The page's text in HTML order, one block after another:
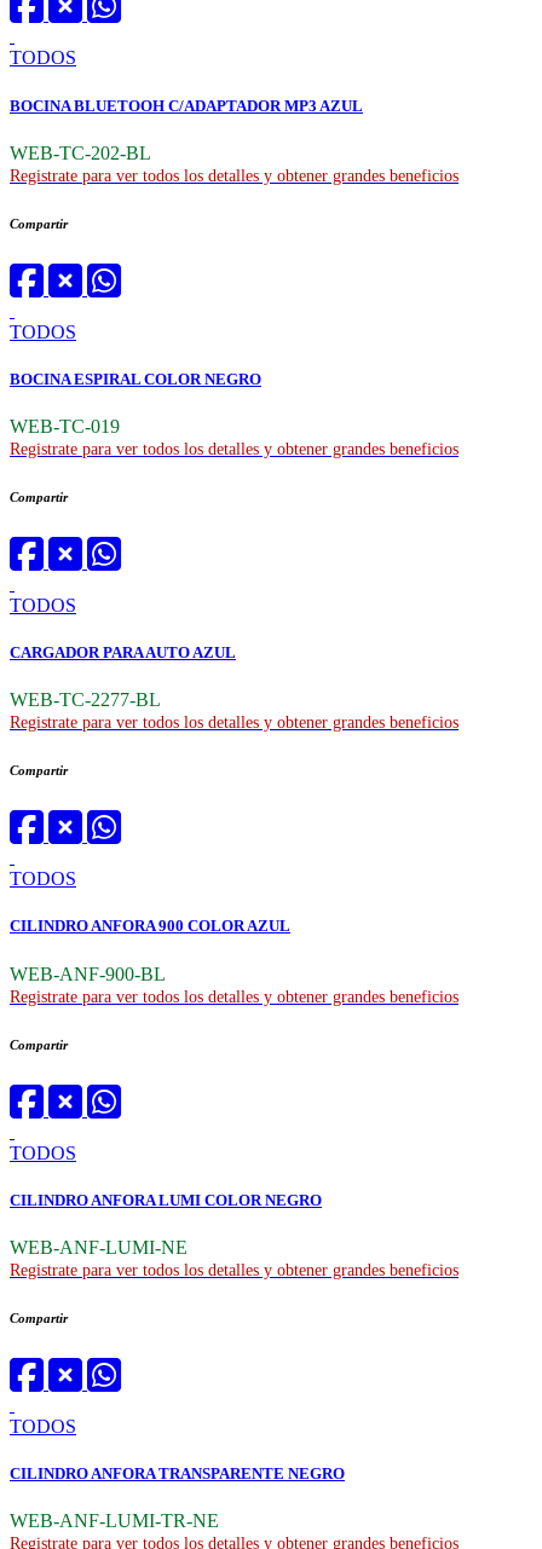
TODOS
BOCINA BLUETOOH C/ADAPTADOR MP3 AZUL
WEB-TC-202-BL
Registrate para ver todos los detalles y obtener grandes beneficios
Compartir
TODOS
BOCINA ESPIRAL COLOR NEGRO
WEB-TC-019
Registrate para ver todos los detalles y obtener grandes beneficios
Compartir
TODOS
CARGADOR PARA AUTO AZUL
WEB-TC-2277-BL
Registrate para ver todos los detalles y obtener grandes beneficios
Compartir
TODOS
CILINDRO ANFORA 900 COLOR AZUL
WEB-ANF-900-BL
Registrate para ver todos los detalles y obtener grandes beneficios
Compartir
TODOS
CILINDRO ANFORA LUMI COLOR NEGRO
WEB-ANF-LUMI-NE
Registrate para ver todos los detalles y obtener grandes beneficios
Compartir
TODOS
CILINDRO ANFORA TRANSPARENTE NEGRO
WEB-ANF-LUMI-TR-NE
Registrate para ver todos los detalles y obtener grandes beneficios